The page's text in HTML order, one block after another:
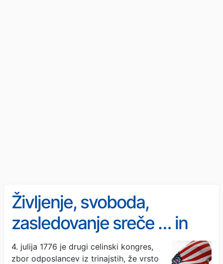
Življenje, svoboda,
zasledovanje sreče … in
rasizem v zgodovini ZDA
4. julija 1776 je drugi celinski kongres,
zbor odposlancev iz trinajstih, že vrsto